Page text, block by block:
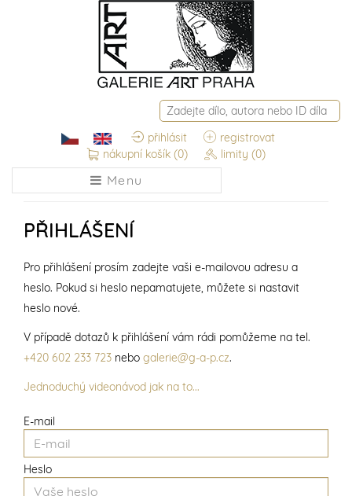
přihlásit
registrovat
nákupní košík (0) limity (0)
Menu
PŘIHLÁŠENÍ
E-mail
Heslo
Pro přihlášení prosím zadejte vaši e-mailovou adresu a
heslo. Pokud si heslo nepamatujete, můžete si nastavit
heslo nové.
V případě dotazů k přihlášení vám rádi pomůžeme na tel.
+420 602 233 723 nebo galerie@g-a-p.cz.
Jednoduchý videonávod jak na to...